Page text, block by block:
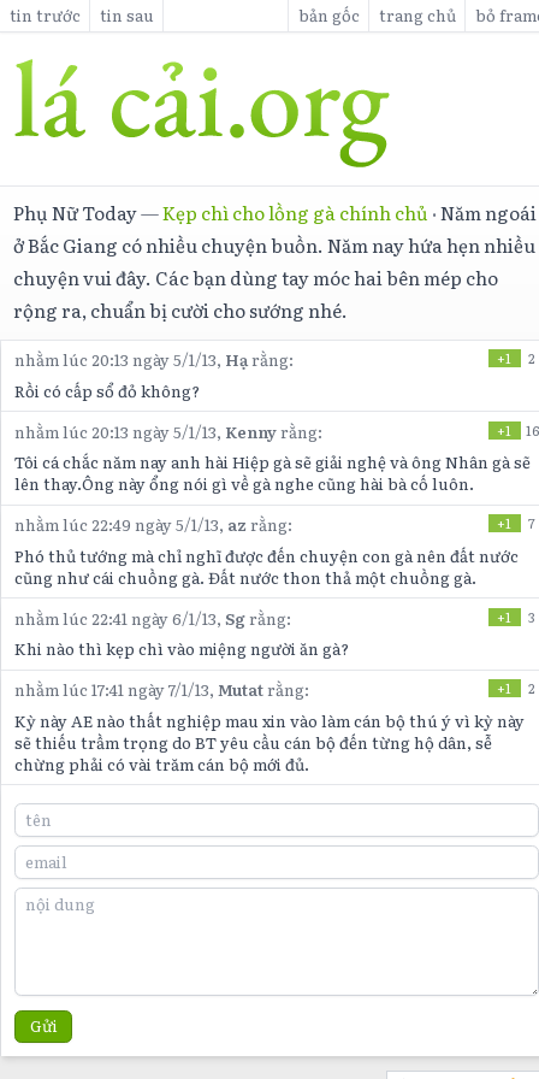
tin trước tin sau bản gốc trang chủ bỏ
Phụ Nữ Today—Kẹp chì cho lồng gà chính chủ ·Năm ngoái
ở Bắc Giang có nhiều chuyện buồn. Năm nay hứa hẹn nhiều
chuyện vui đây. Các bạn dùng tay móc hai bên mép cho
rộng ra, chuẩn bị cười cho sướng nhé.
nhằm lúc 20:13 ngày 5/1/13, Hạrằng: +1 2
Rồi có cấp sổ đỏ không?
nhằm lúc 20:13 ngày 5/1/13, Kennyrằng: +1 16
Tôi cá chắc năm nay anh hài Hiệp gà sẽ giải nghệ và ông Nhân gà sẽ
lên thay.Ông này ổng nói gì về gà nghe cũng hài bà cố luôn.
nhằm lúc 22:49 ngày 5/1/13, az rằng: +1 7
Phó thủ tướng mà chỉ nghĩ được đến chuyện con gà nên đất nước
cũng như cái chuồng gà. Đất nước thon thả một chuồng gà.
nhằm lúc 22:41 ngày 6/1/13,Sgrằng: +1 3
Khi nào thì kẹp chì vào miệng người ăn gà?
nhằm lúc 17:41 ngày 7/1/13,Mutatrằng: +1 2
Kỳ này AE nào thất nghiệp mau xin vào làm cán bộ thú ý vì kỳ này
sẽ thiếu trầm trọng do BT yêu cầu cán bộ đến từng hộ dân, sễ
chừng phải có vài trăm cán bộ mới đủ.
Gửi